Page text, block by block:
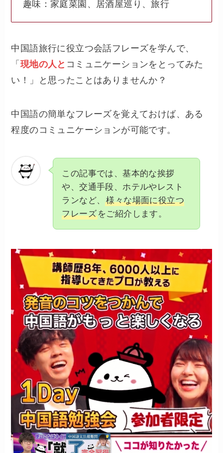
趣味：家庭菜園、居酒屋巡り、旅行
中国語旅行に役立つ会話フレーズを学んで、
「 現地の人と コミュニケーションをとってみた
い！」と思ったことはありませんか？
中国語の簡単なフレーズを覚えておけば、ある
程度のコミュニケーションが可能です。
この記事では、基本的な挨拶
や、交通手段、ホテルやレスト
ランなど、様々な場面に役立つ
フレーズ をご紹介します。